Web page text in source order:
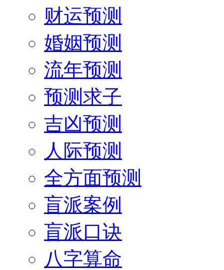
财运预测
婚姻预测
流年预测
预测求子
吉凶预测
人际预测
全方面预测
盲派案例
盲派口诀
八字算命